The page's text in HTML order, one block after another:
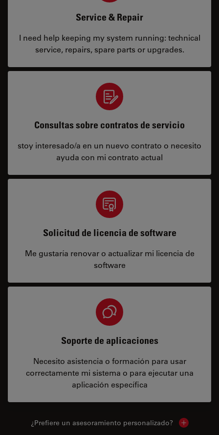
Service & Repair
I need help keeping my system running: technical
service, repairs, spare parts or upgrades.
Consultas sobre contratos de servicio
stoy interesado/a en un nuevo contrato o necesito
ayuda con mi contrato actual
Solicitud de licencia de software
Me gustaría renovar o actualizar mi licencia de
software
Soporte de aplicaciones
Necesito asistencia o formación para usar
correctamente mi sistema o para ejecutar una
aplicación específica
¿Prefiere un asesoramiento personalizado? Show local